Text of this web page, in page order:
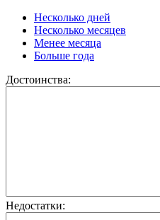
Несколько дней
Несколько месяцев
Менее месяца
Больше года
Достоинства:
Недостатки: